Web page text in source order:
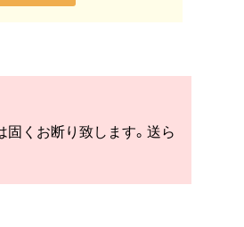
固くお断り致します。送ら